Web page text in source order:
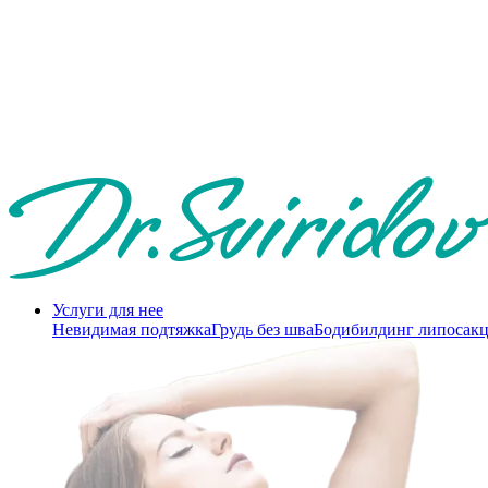
Услуги для нее
Невидимая подтяжкаГрудь без шваБодибилдинг